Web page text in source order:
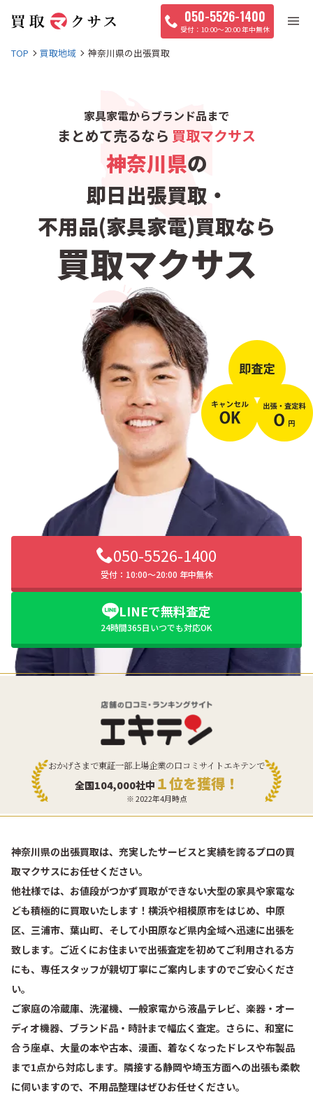
050-5526-1400
10:00〜20:00 年中無休
TOP 買取地域 神奈川県の出張買取
家具家電からブランド品まで
まとめて売るなら 買取マクサス
神奈川県の
即日出張買取・
不用品(家具家電)買取なら
買取マクサス
050-5526-1400
受付：10:00〜20:00 年中無休
LINEで無料査定
24時間365日いつでも対応OK
おかげさまで東証一部上場企業の口コミサイトエキテンで
全国104,000社中 １位を獲得！
※ 2022年4月時点
神奈川県の出張買取は、充実したサービスと実績を誇るプロの買
取マクサスにお任せください。
他社様では、お値段がつかず買取ができない大型の家具や家電な
ども積極的に買取いたします！横浜や相模原市をはじめ、中原
区、三浦市、葉山町、そして小田原など県内全域へ迅速に出張を
致します。ご近くにお住まいで出張査定を初めてご利用される方
にも、専任スタッフが親切丁寧にご案内しますのでご安心くださ
い。
ご家庭の冷蔵庫、洗濯機、一般家電から液晶テレビ、楽器・オー
ディオ機器、ブランド品・時計まで幅広く査定。さらに、和室に
合う座卓、大量の本や古本、漫画、着なくなったドレスや布製品
まで1点から対応します。隣接する静岡や埼玉方面への出張も柔軟
に伺いますので、不用品整理はぜひお任せください。